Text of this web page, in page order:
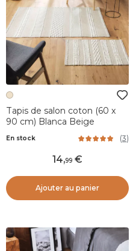
Tapis de salon coton (60 x
90 cm) Blanca Beige
En stock (3)
14,99
Ajouter au panier